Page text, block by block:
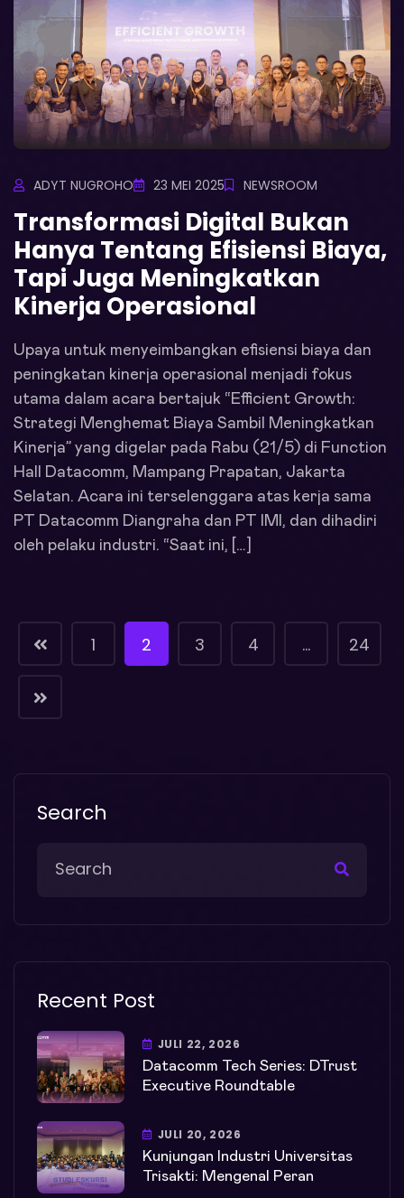
ADYT NUGROHO 23 MEI 2025 NEWSROOM
Transformasi Digital Bukan
Hanya Tentang Efisiensi Biaya,
Tapi Juga Meningkatkan
Kinerja Operasional
Upaya untuk menyeimbangkan efisiensi biaya dan
peningkatan kinerja operasional menjadi fokus
utama dalam acara bertajuk “Efficient Growth:
Strategi Menghemat Biaya Sambil Meningkatkan
Kinerja” yang digelar pada Rabu (21/5) di Function
Hall Datacomm, Mampang Prapatan, Jakarta
Selatan. Acara ini terselenggara atas kerja sama
PT Datacomm Diangraha dan PT IMI, dan dihadiri
oleh pelaku industri. “Saat ini, […]
1 2 3 4 … 24
Search
Recent Post
JULI 22, 2026
Datacomm Tech Series: DTrust
Executive Roundtable
JULI 20, 2026
Kunjungan Industri Universitas
Trisakti: Mengenal Peran